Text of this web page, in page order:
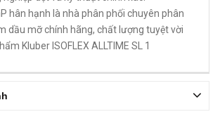
hân hạnh là nhà phân phối chuyên phân
dầu mỡ chính hãng, chất lượng tuyệt vời
Kluber ISOFLEX ALLTIME SL 1